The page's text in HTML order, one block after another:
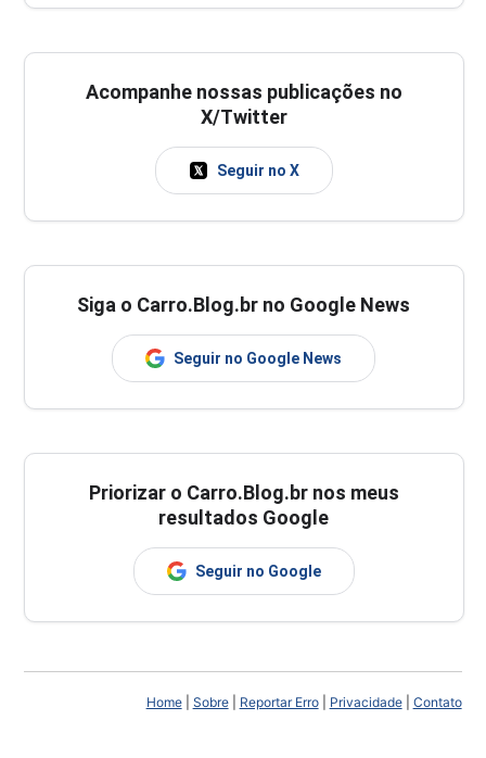
Acompanhe nossas publicações no
X/Twitter
Seguir no X
Siga o Carro.Blog.br no Google News
Seguir no Google News
Priorizar o Carro.Blog.br nos meus
resultados Google
Seguir no Google
Home| Sobre| Reportar Erro| Privacidade| Contato